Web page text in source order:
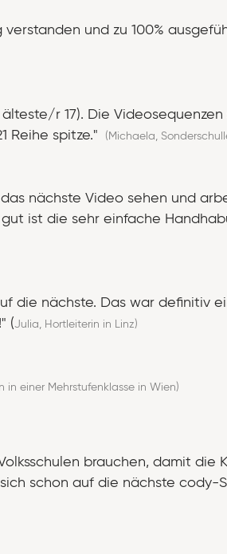
und zu 100%
r 17). Die
Reihe spitze."
(Michaela,
nächste Video sehen und
ist die sehr einfache
die nächste. Das war definitiv
(Julia, Hortleiterin in Linz)
in einer Mehrstufenklasse in Wien)
brauchen, damit die
schon auf die nächste cody-